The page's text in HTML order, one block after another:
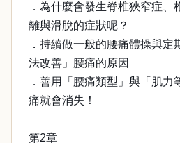
．為什麼會發生脊椎狹窄症、
離與滑脫的症狀呢？
．持續做一般的腰痛體操與定
法改善」腰痛的原因
．善用「腰痛類型」與「肌力
痛就會消失！
第2章